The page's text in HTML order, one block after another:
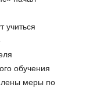
учиться
обучения
меры по